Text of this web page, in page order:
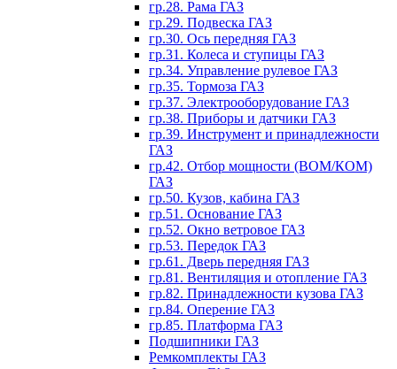
гр.28. Рама ГАЗ
гр.29. Подвеска ГАЗ
гр.30. Ось передняя ГАЗ
гр.31. Колеса и ступицы ГАЗ
гр.34. Управление рулевое ГАЗ
гр.35. Тормоза ГАЗ
гр.37. Электрооборудование ГАЗ
гр.38. Приборы и датчики ГАЗ
гр.39. Инструмент и принадлежности
ГАЗ
гр.42. Отбор мощности (ВОМ/КОМ)
ГАЗ
гр.50. Кузов, кабина ГАЗ
гр.51. Основание ГАЗ
гр.52. Окно ветровое ГАЗ
гр.53. Передок ГАЗ
гр.61. Дверь передняя ГАЗ
гр.81. Вентиляция и отопление ГАЗ
гр.82. Принадлежности кузова ГАЗ
гр.84. Оперение ГАЗ
гр.85. Платформа ГАЗ
Подшипники ГАЗ
Ремкомплекты ГАЗ